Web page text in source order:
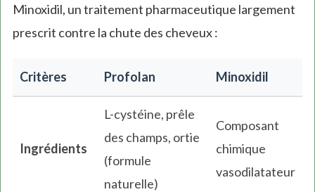
Minoxidil, un traitement pharmaceutique largement
prescrit contre la chute des cheveux :
Critères Profolan Minoxidil
Ingrédients
L-cystéine, prêle
des champs, ortie
(formule
naturelle)
Composant
chimique
vasodilatateur